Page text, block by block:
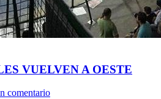
VUELVEN A OESTE
comentario